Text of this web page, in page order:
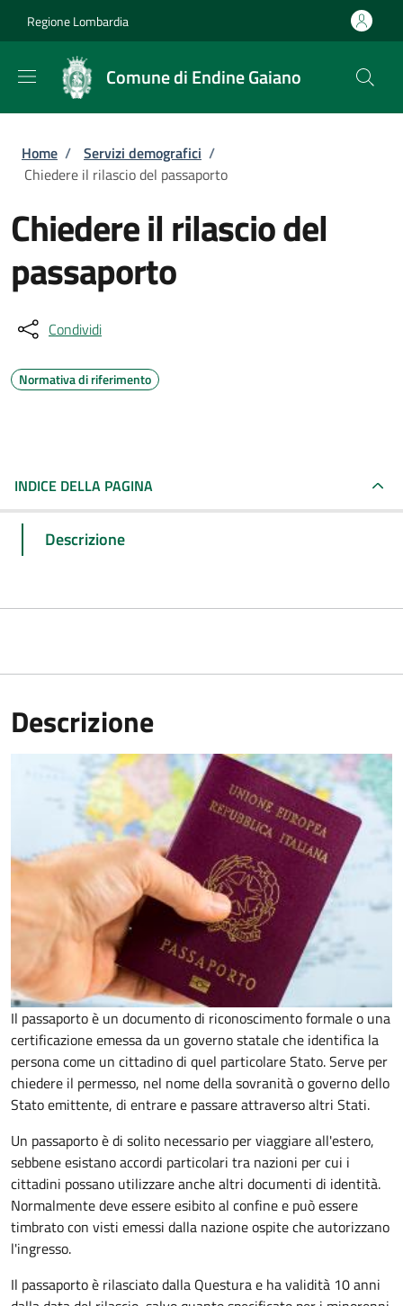
Regione Lombardia
Comune di Endine Gaiano
Briciole di pane
Home / Servizi demografici /
Chiedere il rilascio del passaporto
Chiedere il rilascio del
passaporto
Condividi
Normativa di riferimento
INDICE DELLA PAGINA
Descrizione
Descrizione
Il passaporto è un documento di riconoscimento formale o una
certificazione emessa da un governo statale che identifica la
persona come un cittadino di quel particolare Stato. Serve per
chiedere il permesso, nel nome della sovranità o governo dello
Stato emittente, di entrare e passare attraverso altri Stati.
Un passaporto è di solito necessario per viaggiare all'estero,
sebbene esistano accordi particolari tra nazioni per cui i
cittadini possano utilizzare anche altri documenti di identità.
Normalmente deve essere esibito al confine e può essere
timbrato con visti emessi dalla nazione ospite che autorizzano
l'ingresso.
Il passaporto è rilasciato dalla Questura e ha validità 10 anni